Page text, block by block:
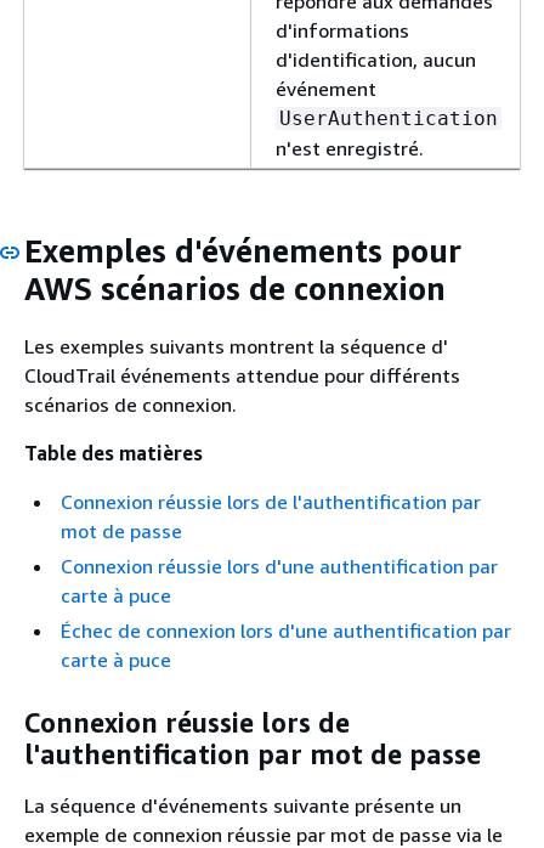
d'informations
d'identification, aucun
événement
UserAuthentication
n'est enregistré.
Exemples d'événements pour
AWS scénarios de connexion
Les exemples suivants montrent la séquence d'
CloudTrail événements attendue pour différents
scénarios de connexion.
Table des matières
Connexion réussie lors de l'authentification par
mot de passe
Connexion réussie lors d'une authentification par
carte à puce
Échec de connexion lors d'une authentification par
carte à puce
Connexion réussie lors de
l'authentification par mot de passe
La séquence d'événements suivante présente un
exemple de connexion réussie par mot de passe via le